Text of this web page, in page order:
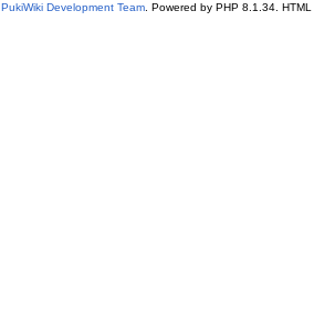
PukiWiki Development Team. Powered by PHP 8.1.34. HTML